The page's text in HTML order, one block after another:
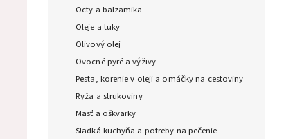
Octy a balzamika
Oleje a tuky
Olivový olej
Ovocné pyré a výživy
Pesta, korenie v oleji a omáčky na cestoviny
Ryža a strukoviny
Masť a oškvarky
Sladká kuchyňa a potreby na pečenie